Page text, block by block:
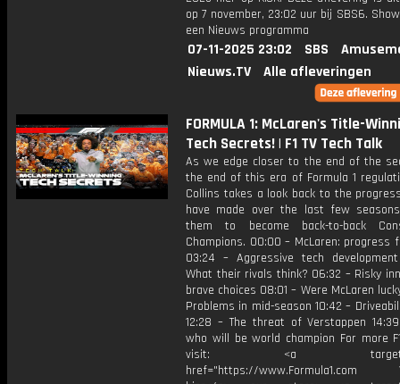
op 7 november, 23:02 uur bij SBS6.
een Nieuws programma
07-11-2025 23:02 SBS
Nieuws.TV
Alle afleveringen
FORMULA 1: McLaren's Title-
Tech Secrets! | F1 TV Tech Talk
As we edge closer to the end of the
the end of this era of Formula 1
Collins takes a look back to the
have made over the last few
them to become back-to-back
Champions. 00:00 – McLaren: progress
03:24 – Aggressive tech
What their rivals think? 06:32 – Risky
brave choices 08:01 – Were McLaren
Problems in mid-season 10:42 –
12:28 – The threat of Verstappen
who will be world champion For more
visit: <a
href="https://www.Formula1.com